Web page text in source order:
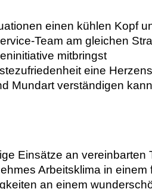
einen kühlen Kopf
Team am gleichen
mitbringst
eine
Mundart verständigen
Einsätze an vereinbarten
Arbeitsklima in einem
an einem